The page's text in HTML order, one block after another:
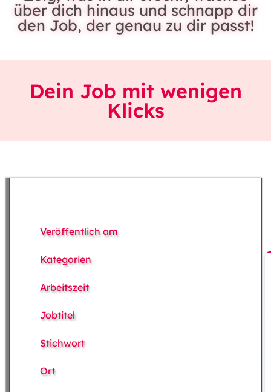
über dich hinaus und schnapp dir
den Job, der genau zu dir passt!
Dein Job mit wenigen
Klicks
Veröffentlich am
Kategorien
Arbeitszeit
Jobtitel
Stichwort
Ort